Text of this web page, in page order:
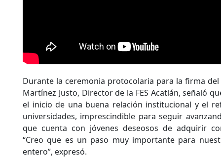
Durante la ceremonia protocolaria para la firma
Martínez Justo, Director de la FES Acatlán, señaló
el inicio de una buena relación institucional y el
universidades, imprescindible para seguir
que cuenta con jóvenes deseosos de adquirir
“Creo que es un paso muy importante para
entero”, expresó.